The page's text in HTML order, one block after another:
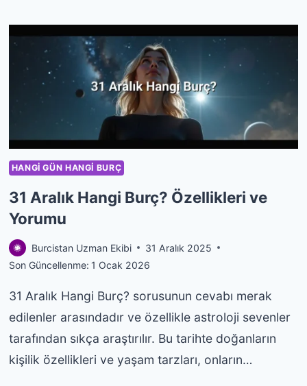
BURÇ?
ÖZELLIKLERI
VE
YORUMU
HANGI GÜN HANGI BURÇ
31 Aralık Hangi Burç? Özellikleri ve
Yorumu
Burcistan Uzman Ekibi
31 Aralık 2025
Son Güncellenme: 1 Ocak 2026
31 Aralık Hangi Burç? sorusunun cevabı merak
edilenler arasındadır ve özellikle astroloji sevenler
tarafından sıkça araştırılır. Bu tarihte doğanların
kişilik özellikleri ve yaşam tarzları, onların…